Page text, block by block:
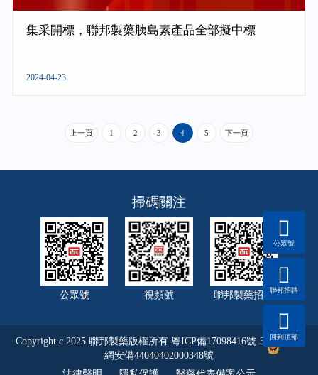
集采開標，聯邦製藥胰島素產品全部擬中標
2024-04-23
上一頁 1 2 3 4 5 下一頁
掃碼關注
公眾號 視頻號 聯邦製藥招聘
Copyright c 2025 聯邦製藥版權所有 粵ICP備17098416號-3
粵公
網安備44040402000348號
公眾號
聯邦招聘
回到頂部